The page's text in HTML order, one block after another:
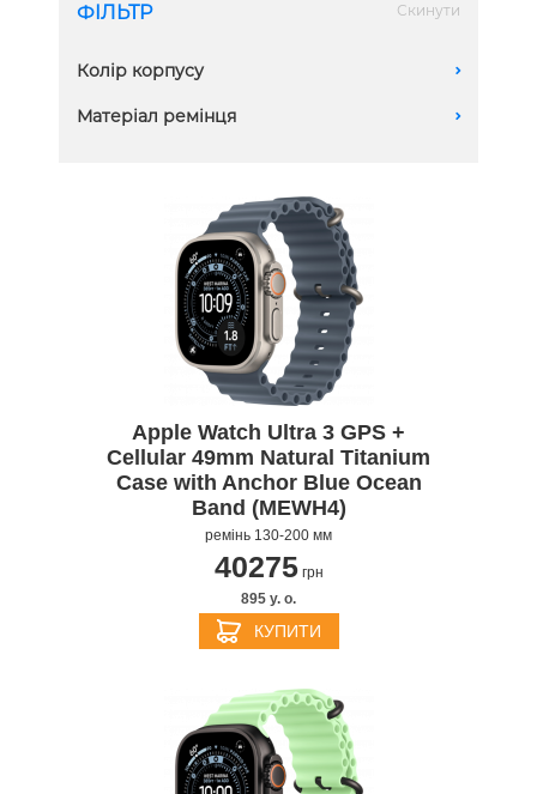
ФІЛЬТР Скинути
Колір корпусу A
Black Titanium
Матеріал ремінця A
Apple Watch Ultra 3 GPS +
Cellular 49mm Natural Titanium
Case with Anchor Blue Ocean
Band (MEWH4)
ремінь 130-200 мм
40275грн
895 y. о.
КУПИТИ